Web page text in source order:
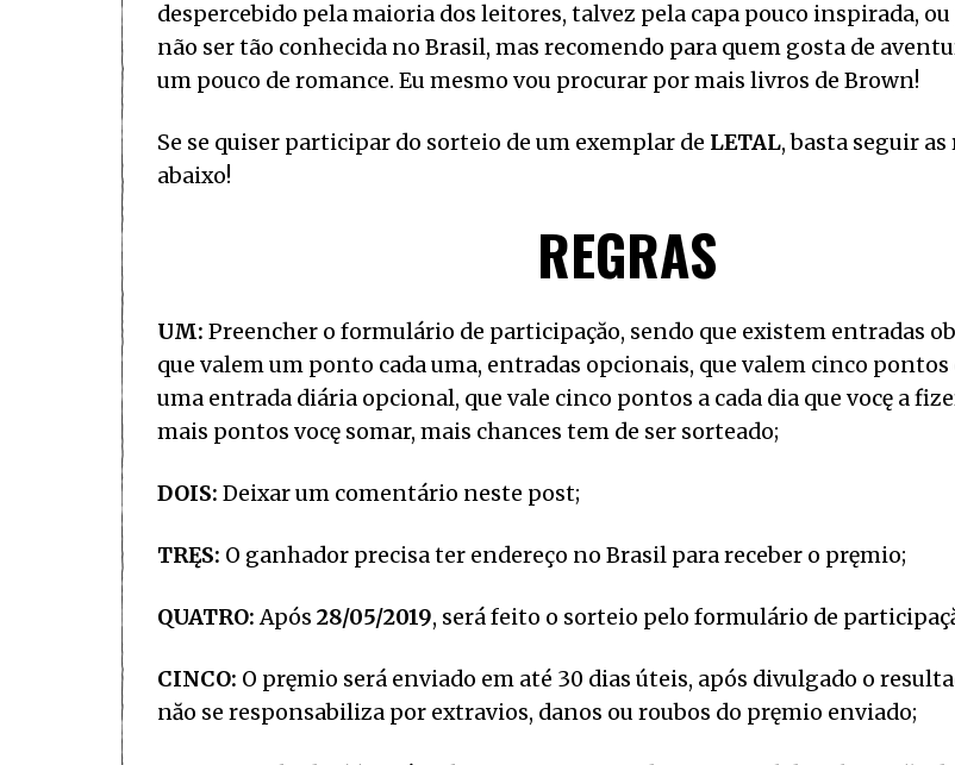
despercebido pela maioria dos leitores, talvez pela capa pouco inspirada,
não ser tão conhecida no Brasil, mas recomendo para quem gosta de
um pouco de romance. Eu mesmo vou procurar por mais livros de Brown!
Se se quiser participar do sorteio de um exemplar de LETAL, basta seguir as
abaixo!
REGRAS
UM: Preencher o formulário de participaçăo, sendo que existem entradas
que valem um ponto cada uma, entradas opcionais, que valem cinco pontos
uma entrada diária opcional, que vale cinco pontos a cada dia que vocę a
mais pontos vocę somar, mais chances tem de ser sorteado;
DOIS: Deixar um comentário neste post;
TRĘS: O ganhador precisa ter endereço no Brasil para receber o pręmio;
QUATRO:Após 28/05/2019, será feito o sorteio pelo formulário de
CINCO: O pręmio será enviado em até 30 dias úteis, após divulgado o
năo se responsabiliza por extravios, danos ou roubos do pręmio enviado;